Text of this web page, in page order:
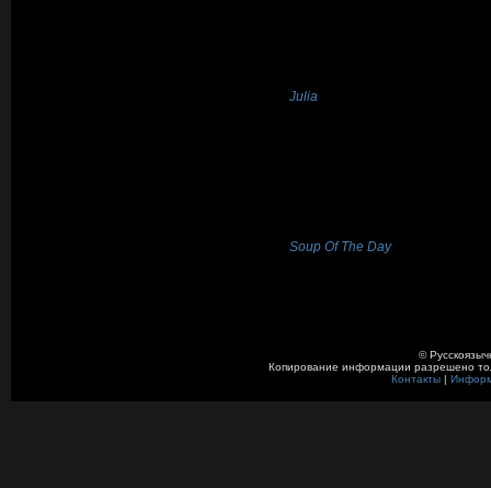
Julia
Soup Of The Day
©
Копирование информации разрешено
Контакты|